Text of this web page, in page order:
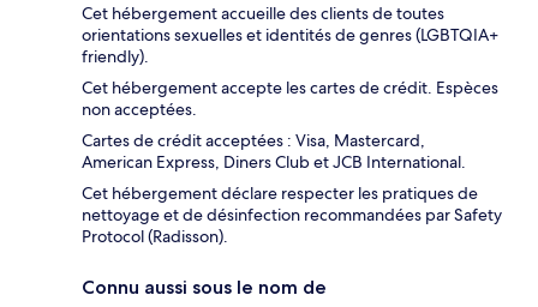
Cet hébergement accueille des clients de toutes
orientations sexuelles et identités de genres (LGBTQIA+
friendly).
Cet hébergement accepte les cartes de crédit. Espèces
non acceptées.
Cartes de crédit acceptées : Visa, Mastercard,
American Express, Diners Club et JCB International.
Cet hébergement déclare respecter les pratiques de
nettoyage et de désinfection recommandées par Safety
Protocol (Radisson).
Connu aussi sous le nom de